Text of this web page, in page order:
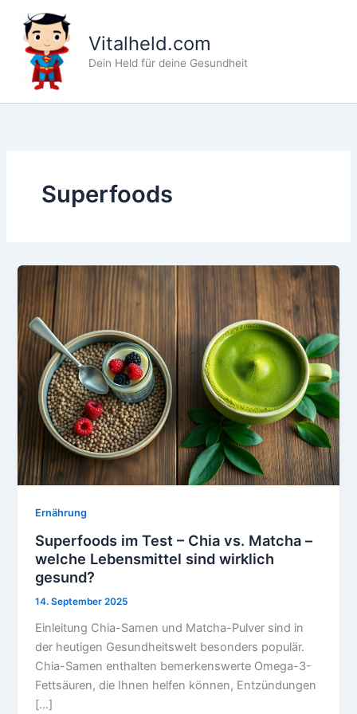
Inhalt
springen
Vitalheld.com
Dein Held für deine Gesundheit
Superfoods
Ernährung
Superfoods im Test – Chia vs. Matcha –
welche Lebensmittel sind wirklich
gesund?
14. September 2025
Einleitung Chia-Samen und Matcha-Pulver sind in
der heutigen Gesundheitswelt besonders populär.
Chia-Samen enthalten bemerkenswerte Omega-3-
Fettsäuren, die Ihnen helfen können, Entzündungen
[…]